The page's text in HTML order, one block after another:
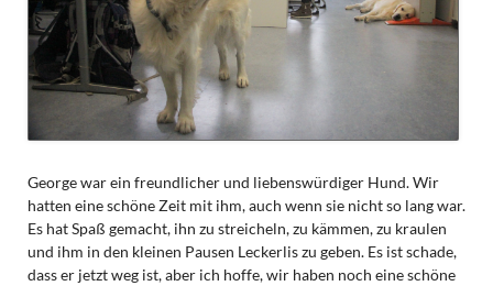
George war ein freundlicher und liebenswürdiger Hund. Wir
hatten eine schöne Zeit mit ihm, auch wenn sie nicht so lang war.
Es hat Spaß gemacht, ihn zu streicheln, zu kämmen, zu kraulen
und ihm in den kleinen Pausen Leckerlis zu geben. Es ist schade,
dass er jetzt weg ist, aber ich hoffe, wir haben noch eine schöne